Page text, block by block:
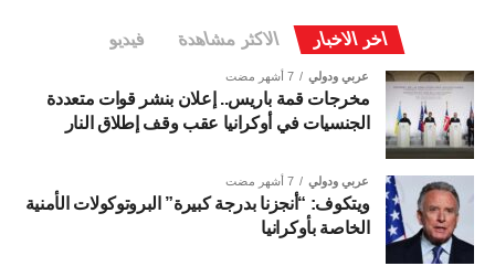
اخر الاخبار الاكثر مشاهدة فيديو
عربي ودولي 7 أشهر مضت
مخرجات قمة باريس.. إعلان بنشر قوات متعددة
الجنسيات في أوكرانيا عقب وقف إطلاق النار
عربي ودولي 7 أشهر مضت
ويتكوف: “أنجزنا بدرجة كبيرة” البروتوكولات الأمنية
الخاصة بأوكرانيا